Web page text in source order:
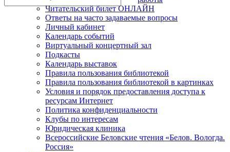
Читательский билет ОНЛАЙН
Ответы на часто задаваемые вопросы
Личный кабинет
Календарь событий
Виртуальный концертный зал
Подкасты
Календарь выставок
Правила пользования библиотекой
Правила пользования библиотекой в картинках
Условия и порядок предоставления доступа к
ресурсам Интернет
Политика конфиденциальности
Клубы по интересам
Юридическая клиника
Всероссийские Беловские чтения «Белов. Вологда.
Россия»